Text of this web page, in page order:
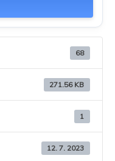
68
271.56 KB
1
12. 7. 2023